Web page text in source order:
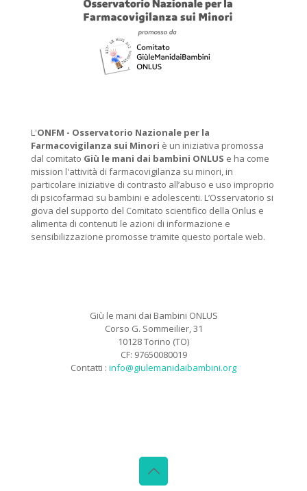
L'ONFM - Osservatorio Nazionale per la
Farmacovigilanza sui Minori è un iniziativa promossa
dal comitato Giù le mani dai bambini ONLUS e ha come
mission l'attività di farmacovigilanza su minori, in
particolare iniziative di contrasto all’abuso e uso improprio
di psicofarmaci su bambini e adolescenti. L’Osservatorio si
giova del supporto del Comitato scientifico della Onlus e
alimenta di contenuti le azioni di informazione e
sensibilizzazione promosse tramite questo portale web.
Giù le mani dai Bambini ONLUS
Corso G. Sommeilier, 31
10128 Torino (TO)
CF: 97650080019
Contatti : info@giulemanidaibambini.org